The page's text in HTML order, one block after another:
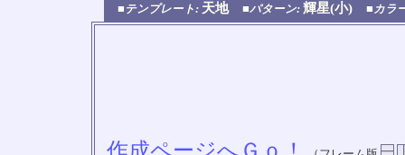
■テンプレート: 天地 ■パターン: 輝星(小) ■カラ